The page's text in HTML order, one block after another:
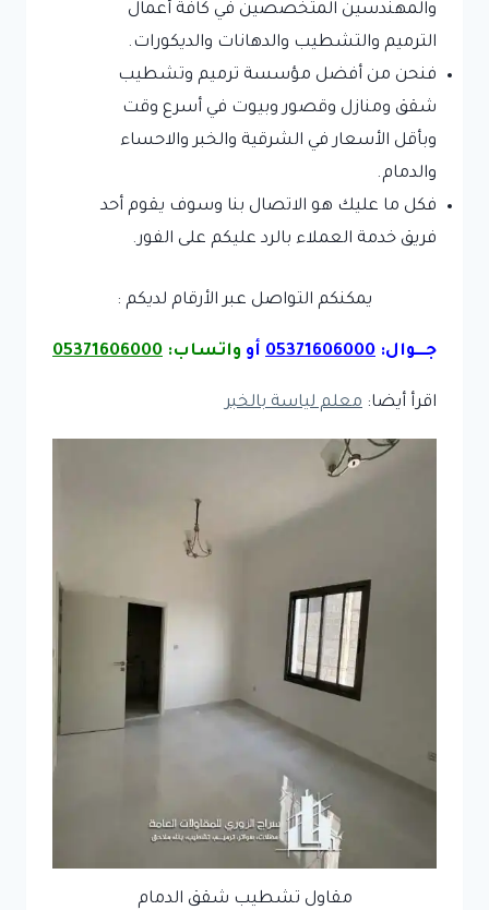
والمهندسين المتخصصين في كافة أعمال
الترميم والتشطيب والدهانات والديكورات.
فنحن من أفضل مؤسسة ترميم وتشطيب
شقق ومنازل وقصور وبيوت في أسرع وقت
وبأقل الأسعار في الشرقية والخبر والاحساء
والدمام.
فكل ما عليك هو الاتصال بنا وسوف يقوم أحد
فريق خدمة العملاء بالرد عليكم على الفور.
يمكنكم التواصل عبر الأرقام لديكم :
جـــوال: 05371606000 أو واتساب: 05371606000
اقرأ أيضا: معلم لياسة بالخبر
مقاول تشطيب شقق الدمام